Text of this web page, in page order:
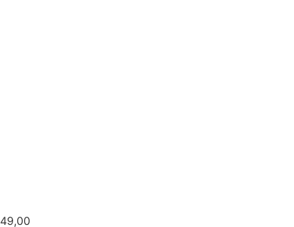
49,00